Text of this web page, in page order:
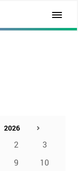
2
3
9
10